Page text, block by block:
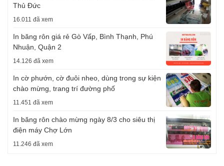
Thủ Đức
16.011 đã xem
In băng rôn giá rẻ Gò Vấp, Bình Thạnh, Phú
Nhuận, Quận 2
14.126 đã xem
In cờ phướn, cờ đuôi nheo, dùng trong sự kiện
chào mừng, trang trí đường phố
11.451 đã xem
In băng rôn chào mừng ngày 8/3 cho siêu thị
điện máy Chợ Lớn
11.246 đã xem